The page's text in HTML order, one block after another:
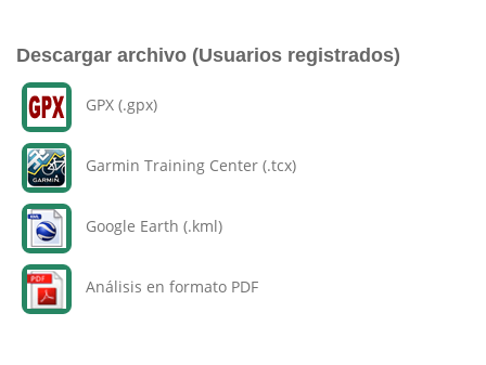
Descargar archivo (Usuarios registrados)
GPX (.gpx)
Garmin Training Center (.tcx)
Google Earth (.kml)
Análisis en formato PDF